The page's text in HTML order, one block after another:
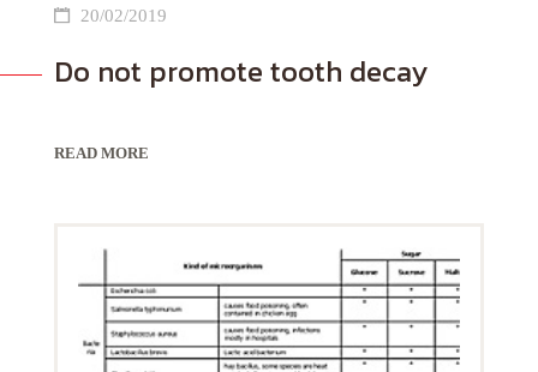
20/02/2019
Do not promote tooth decay
READ MORE